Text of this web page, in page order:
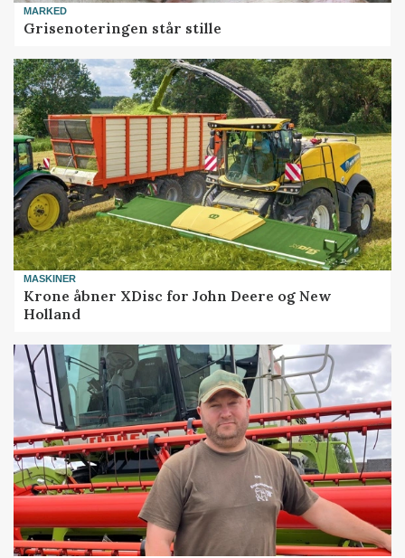
MARKED
Grisenoteringen står stille
MASKINER
Krone åbner XDisc for John Deere og New
Holland